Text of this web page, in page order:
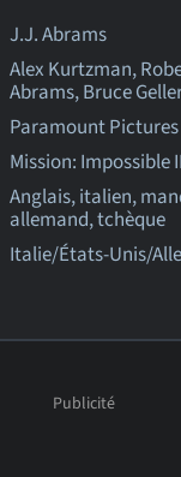
J.J. Abrams
Alex Kurtzman,
Abrams, Bruce
Paramount Pictures
Mission: Impossible
Anglais, italien,
allemand, tchèque
Italie/États-Unis/